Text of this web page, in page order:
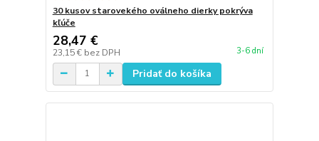
30 kusov starovekého oválneho dierky pokrýva
kľúče
28,47 €
23,15 € bez DPH 3-6 dní
Pridať do košíka